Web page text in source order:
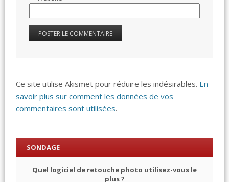
Ce site utilise Akismet pour réduire les indésirables. En
savoir plus sur comment les données de vos
commentaires sont utilisées.
SONDAGE
Quel logiciel de retouche photo utilisez-vous le
plus ?